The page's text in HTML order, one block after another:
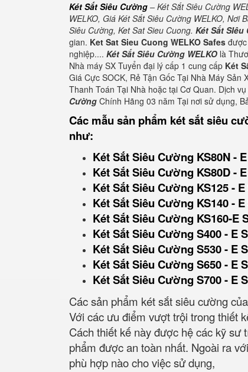
Két Sắt Siêu Cường – Két Sắt Siêu Cường
WELKO, Giá Két Sắt Siêu Cường WELKO, Nơi
Siêu Cường, Ket Sat Sieu Cuong. Két Sắt SIêu
gian. Ket Sat Sieu Cuong WELKO Safes
nghiệp.... Két Sắt Siêu Cường WELKO là
Nhà máy SX Tuyển đại lý cấp 1 cung cấp Két
Giá Cực SOCK, Rẻ Tận Gốc Tại Nhà Máy
Thanh Toán Tại Nhà hoặc tại Cơ Quan. Dịch
Cường Chính Hãng 03 năm Tại nơi sử dụng,
Các mẫu sản phẩm két sắt siêu
như:
Két Sắt Siêu Cường KS80N -
Két Sắt Siêu Cường KS80D -
Két Sắt Siêu Cường KS125 -
Két Sắt Siêu Cường KS140 -
Két Sắt Siêu Cường KS160-E
Két Sắt Siêu Cường S400 - E
Két Sắt Siêu Cường S530 - E
Két Sắt Siêu Cường S650 - E
Két Sắt Siêu Cường S700 - E
Các sản phẩm két sắt siêu cường
Với các ưu điểm vượt trội trong thiết
Cách thiết kế này được hệ các kỹ
phẩm được an toàn nhất. Ngoài ra
phù hợp nào cho việc sử dụng,